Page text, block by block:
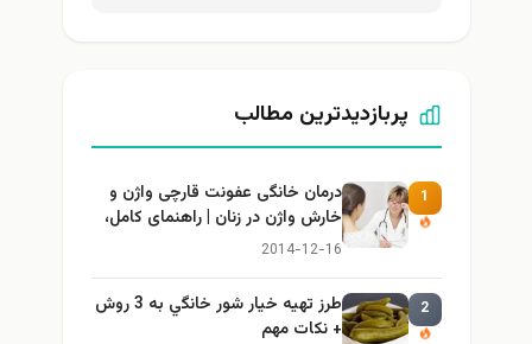
پربازدیدترین مطالب
1
درمان خانگی عفونت قارچی واژن و
خارش واژن در زنان | راهنمای کامل،
ایمن و کاربردی
2014-12-16
2
طرز تهيه خیار شور خانگي به 3 روش
+ نكات مهم